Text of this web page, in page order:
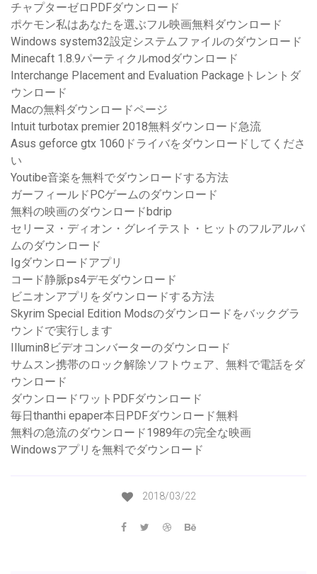
チャプターゼロPDFダウンロード
ポケモン私はあなたを選ぶフル映画無料ダウンロード
Windows system32設定システムファイルのダウンロード
Minecaft 1.8.9パーティクルmodダウンロード
Interchange Placement and Evaluation Packageトレントダ
ウンロード
Macの無料ダウンロードページ
Intuit turbotax premier 2018無料ダウンロード急流
Asus geforce gtx 1060ドライバをダウンロードしてくださ
い
Youtibe音楽を無料でダウンロードする方法
ガーフィールドPCゲームのダウンロード
無料の映画のダウンロードbdrip
セリーヌ・ディオン・グレイテスト・ヒットのフルアルバ
ムのダウンロード
Igダウンロードアプリ
コード静脈ps4デモダウンロード
ビニオンアプリをダウンロードする方法
Skyrim Special Edition Modsのダウンロードをバックグラ
ウンドで実行します
Illumin8ビデオコンバーターのダウンロード
サムスン携帯のロック解除ソフトウェア、無料で電話をダ
ウンロード
ダウンロードワットPDFダウンロード
毎日thanthi epaper本日PDFダウンロード無料
無料の急流のダウンロード1989年の完全な映画
Windowsアプリを無料でダウンロード
2018/03/22